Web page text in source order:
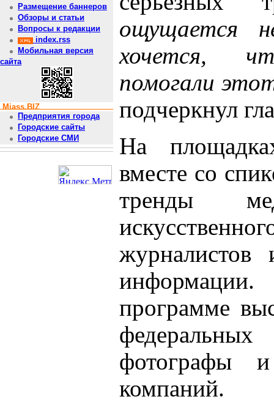
Размещение баннеров
Обзоры и статьи
Вопросы к редакции
index.rss
Мобильная версия
сайта
Miass.BIZ
Предприятия города
Городские сайты
Городские СМИ
ощущается
хочется,
помогали
подчеркнул
На
вместе со
тренды
программе
фотографы и
компаний.